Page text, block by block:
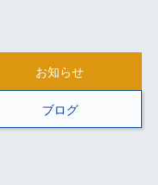
お知らせ
ブログ